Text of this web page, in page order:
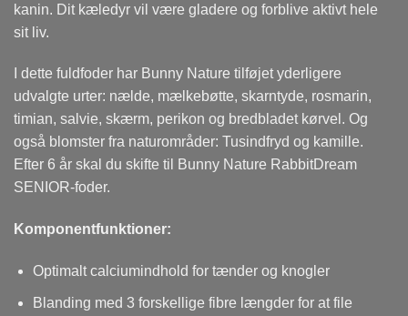
kanin. Dit kæledyr vil være gladere og forblive aktivt hele
sit liv.
I dette fuldfoder har Bunny Nature tilføjet yderligere
udvalgte urter: nælde, mælkebøtte, skarntyde, rosmarin,
timian, salvie, skærm, perikon og bredbladet kørvel. Og
også blomster fra naturområder: Tusindfryd og kamille.
Efter 6 år skal du skifte til Bunny Nature RabbitDream
SENIOR-foder.
Komponentfunktioner:
Optimalt calciumindhold for tænder og knogler
Blanding med 3 forskellige fibre længder for at file